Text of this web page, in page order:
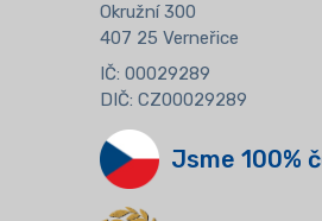
Okružní 300
407 25 Verneřice
IČ: 00029289
DIČ: CZ00029289
Jsme 100%